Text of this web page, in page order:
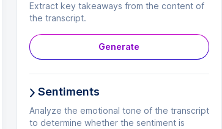
Extract key takeaways from the content of
the transcript.
Generate
Sentiments
Analyze the emotional tone of the transcript
to determine whether the sentiment is